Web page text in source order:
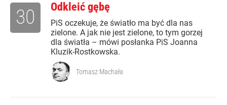
Odkleić gębę
PiS oczekuje, że światło ma być dla nas
zielone. A jak nie jest zielone, to tym gorzej
dla światła – mówi posłanka PiS Joanna
Kluzik-Rostkowska.
30
Tomasz Machała